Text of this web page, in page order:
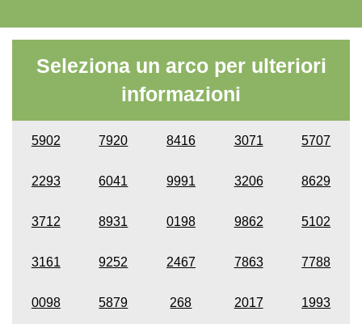
Seleziona un arco per ulteriori
informazioni
5902 7920 8416 3071 5707
2293 6041 9991 3206 8629
3712 8931 0198 9862 5102
3161 9252 2467 7863 7788
0098 5879 268 2017 1993